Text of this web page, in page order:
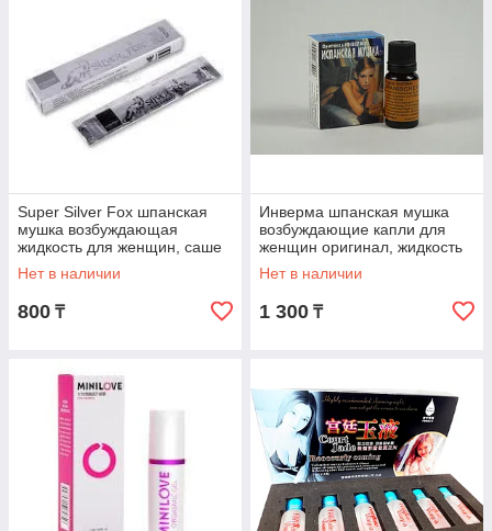
Super Silver Fox шпанская
мушка возбуждающая
жидкость для женщин, саше
5 мл
Нет в наличии
800 ₸
Инверма шпанская мушка
возбуждающие капли для
женщин оригинал, жидкость
10 мл*1 флакон
Нет в наличии
1 300 ₸